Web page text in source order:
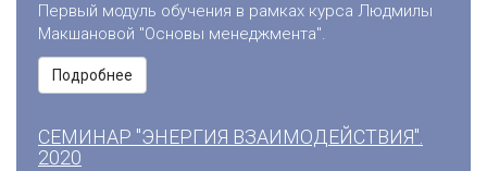
Первый модуль обучения в рамках курса Людмилы
Макшановой "Основы менеджмента".
Подробнее
СЕМИНАР "ЭНЕРГИЯ ВЗАИМОДЕЙСТВИЯ".
2020